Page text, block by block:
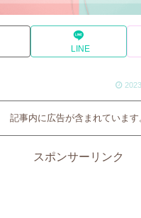
LINE
記事内に広告が含まれています
スポンサーリンク